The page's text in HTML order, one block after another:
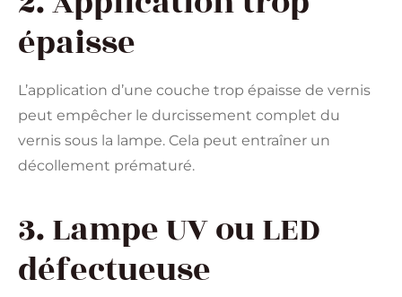
épaisse
L’application d’une couche trop épaisse de vernis
peut empêcher le durcissement complet du
vernis sous la lampe. Cela peut entraîner un
décollement prématuré.
3. Lampe UV ou LED
défectueuse